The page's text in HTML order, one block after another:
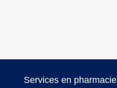
Services en pharmacie